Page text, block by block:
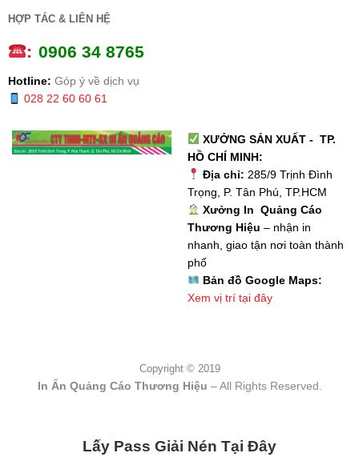
HỢP TÁC & LIÊN HỆ
: 0906 34 8765
Hotline: Góp ý về dịch vụ
028 22 60 60 61
XƯỞNG SẢN XUẤT - TP.
HỒ CHÍ MINH:
Địa chỉ: 285/9 Trịnh Đình
Trọng, P. Tân Phú, TP.HCM
Xưởng In Quảng Cáo
Thương Hiệu – nhận in
nhanh, giao tận nơi toàn thành
phố
Bản đồ Google Maps:
Xem vị trí tại đây
Copyright © 2019
In Ấn Quảng Cáo Thương Hiệu – All Rights Reserved.
Lấy Pass Giải Nén Tại Đây